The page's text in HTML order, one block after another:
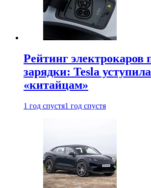
Рейтинг электрокаров
зарядки: Tesla уступила
«китайцам»
1 год спустя1 год спустя